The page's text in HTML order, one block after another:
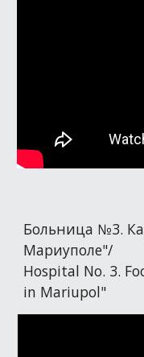
Больница №3.
Мариуполе"/
Hospital No. 3.
in Mariupol"